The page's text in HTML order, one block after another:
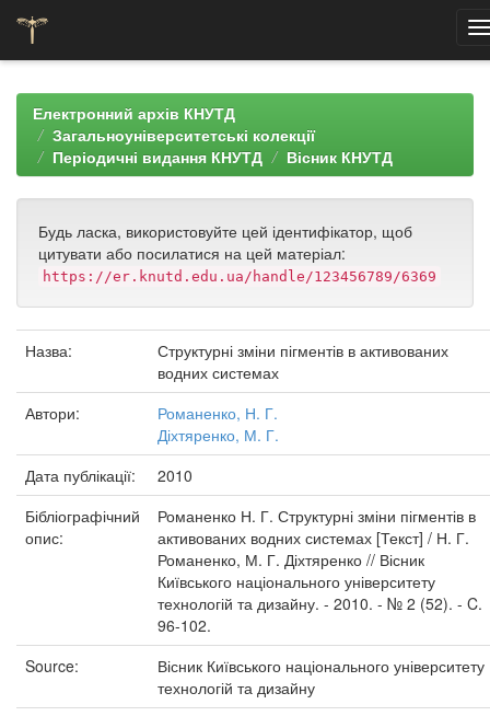
navigationЕлектронний архів КНУТД
Загальноуніверситетські колекції
Періодичні видання КНУТД
Вісник КНУТД
Будь ласка, використовуйте цей ідентифікатор, щоб
цитувати або посилатися на цей матеріал:
https://er.knutd.edu.ua/handle/123456789/6369
Назва:
Структурні зміни пігментів в активованих
водних системах
Автори:
Романенко, Н. Г.
Діхтяренко, М. Г.
Дата публікації:
2010
Бібліографічний
опис:
Романенко Н. Г. Структурні зміни пігментів в
активованих водних системах [Текст] / Н. Г.
Романенко, М. Г. Діхтяренко // Вісник
Київського національного університету
технологій та дизайну. - 2010. - № 2 (52). - C.
96-102.
Source:
Вісник Київського національного університету
технологій та дизайну